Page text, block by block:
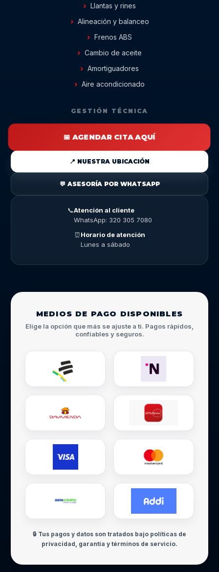
Llantas y rines
Alineación y balanceo
Frenos ABS
Cambio de aceite
Amortiguadores
Aire acondicionado
GESTIÓN TÉCNICA
📅 AGENDAR CITA AQUÍ
📍 NUESTRA UBICACIÓN
💬 ASESORÍA POR WHATSAPP
📞Atención al cliente
WhatsApp: 320 305 7080
⏰Horario de atención
Lunes a sábado
MEDIOS DE PAGO DISPONIBLES
Elige la opción que más se ajuste a ti. Pagos rápidos,
confiables y seguros.
🔒 Tus pagos y datos son tratados bajo políticas de
privacidad, garantía y términos de servicio.